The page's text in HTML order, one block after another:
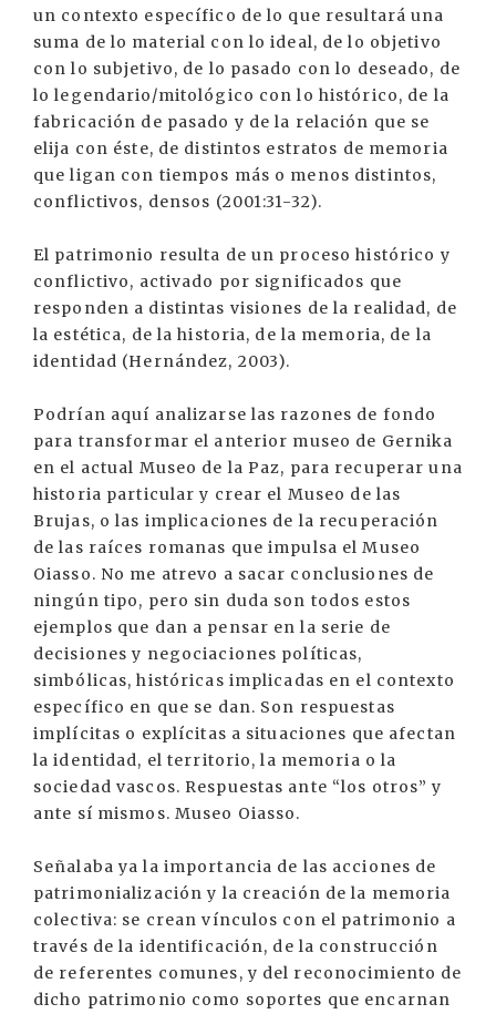
un contexto específico de lo que resultará una
suma de lo material con lo ideal, de lo objetivo
con lo subjetivo, de lo pasado con lo deseado, de
lo legendario/mitológico con lo histórico, de la
fabricación de pasado y de la relación que se
elija con éste, de distintos estratos de memoria
que ligan con tiempos más o menos distintos,
conflictivos, densos (2001:31-32).
El patrimonio resulta de un proceso histórico y
conflictivo, activado por significados que
responden a distintas visiones de la realidad, de
la estética, de la historia, de la memoria, de la
identidad (Hernández, 2003).
Podrían aquí analizarse las razones de fondo
para transformar el anterior museo de Gernika
en el actual Museo de la Paz, para recuperar una
historia particular y crear el Museo de las
Brujas, o las implicaciones de la recuperación
de las raíces romanas que impulsa el Museo
Oiasso. No me atrevo a sacar conclusiones de
ningún tipo, pero sin duda son todos estos
ejemplos que dan a pensar en la serie de
decisiones y negociaciones políticas,
simbólicas, históricas implicadas en el contexto
específico en que se dan. Son respuestas
implícitas o explícitas a situaciones que afectan
la identidad, el territorio, la memoria o la
sociedad vascos. Respuestas ante “los otros” y
ante sí mismos. Museo Oiasso.
Señalaba ya la importancia de las acciones de
patrimonialización y la creación de la memoria
colectiva: se crean vínculos con el patrimonio a
través de la identificación, de la construcción
de referentes comunes, y del reconocimiento de
dicho patrimonio como soportes que encarnan